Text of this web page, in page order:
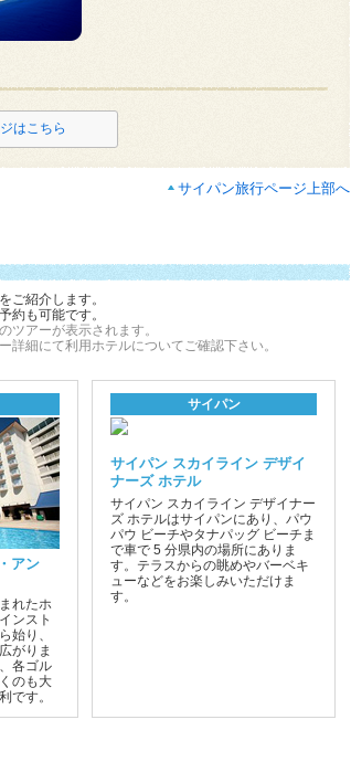
はこちら
サイパン旅行ページ上部へ
ご紹介します。
約も可能です。
ツアーが表示されます。
詳細にて利用ホテルについてご確認下さい。
アン
れたホ
ンスト
始り、
がりま
各ゴル
のも大
です。
サイパン
サイパン スカイライン デザイ
ナーズ ホテル
サイパン スカイライン デザイナー
ズ ホテルはサイパンにあり、パウ
パウ ビーチやタナパッグ ビーチま
で車で 5 分県内の場所にありま
す。テラスからの眺めやバーベキ
ューなどをお楽しみいただけま
す。